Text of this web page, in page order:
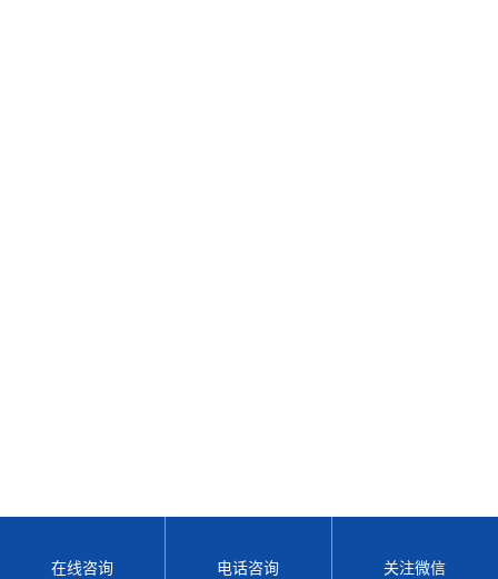
在线咨询 电话咨询 关注微信